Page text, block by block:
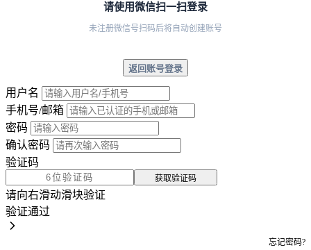
请使用微信扫一扫登录
未注册微信号扫码后将自动创建账号
返回账号登录
用户名
手机号/邮箱
密码
确认密码
验证码
获取验证码
请向右滑动滑块验证
验证通过
忘记密码?